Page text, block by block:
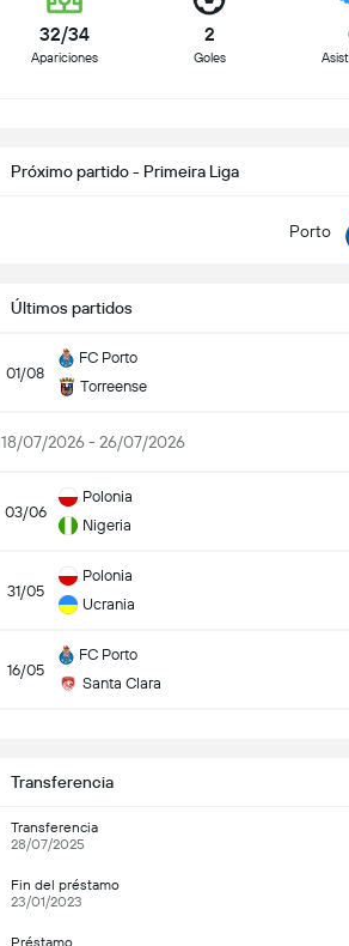
32/34
Apariciones
2
Goles
Próximo partido - Primeira Liga
Porto
Últimos partidos
01/08
FC Porto
Torreense
18/07/2026 - 26/07/2026
03/06
Polonia
Nigeria
31/05
Polonia
Ucrania
16/05
FC Porto
Santa Clara
Transferencia
Transferencia
28/07/2025
Fin del préstamo
23/01/2023
Préstamo